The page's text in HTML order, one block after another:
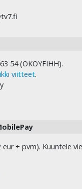
54 (OKOYFIHH).
viitteet.
eur + pvm). Kuuntele